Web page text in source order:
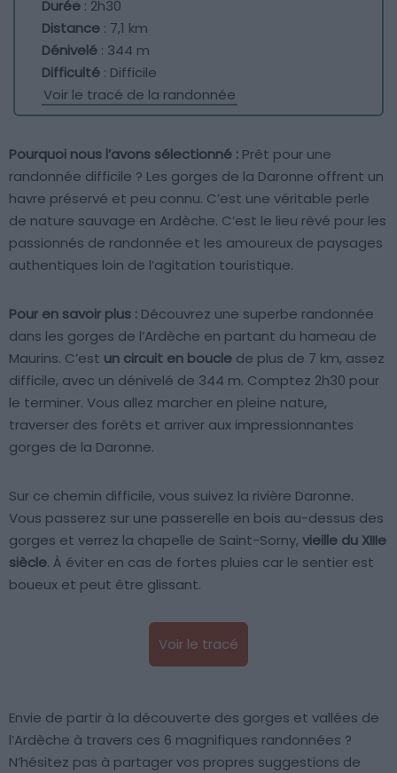
Durée : 2h30
Distance : 7,1 km
Dénivelé : 344 m
Difficulté : Difficile
Voir le tracé de la randonnée
Pourquoi nous l’avons sélectionné : Prêt pour une
randonnée difficile ? Les gorges de la Daronne offrent un
havre préservé et peu connu. C’est une véritable perle
de nature sauvage en Ardèche. C’est le lieu rêvé pour les
passionnés de randonnée et les amoureux de paysages
authentiques loin de l’agitation touristique.
Pour en savoir plus : Découvrez une superbe randonnée
dans les gorges de l’Ardèche en partant du hameau de
Maurins. C’est un circuit en boucle de plus de 7 km, assez
difficile, avec un dénivelé de 344 m. Comptez 2h30 pour
le terminer. Vous allez marcher en pleine nature,
traverser des forêts et arriver aux impressionnantes
gorges de la Daronne.
Sur ce chemin difficile, vous suivez la rivière Daronne.
Vous passerez sur une passerelle en bois au-dessus des
gorges et verrez la chapelle de Saint-Sorny, vieille du XIIIe
siècle. À éviter en cas de fortes pluies car le sentier est
boueux et peut être glissant.
Voir le tracé
Envie de partir à la découverte des gorges et vallées de
l’Ardèche à travers ces 6 magnifiques randonnées ?
N’hésitez pas à partager vos propres suggestions de